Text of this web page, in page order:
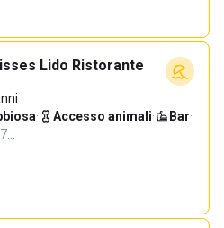
Lido Ristorante
· Accesso animali· Bar·